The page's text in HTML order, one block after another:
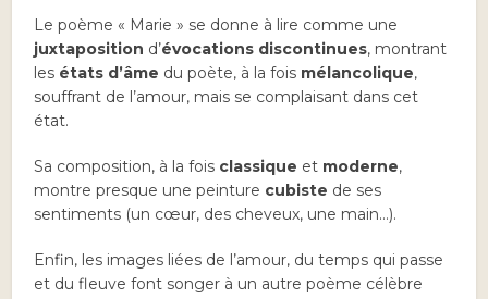
Le poème « Marie » se donne à lire comme une
juxtaposition d’évocations discontinues, montrant
les états d’âme du poète, à la fois mélancolique,
souffrant de l’amour, mais se complaisant dans cet
état.
Sa composition, à la fois classique et moderne,
montre presque une peinture cubiste de ses
sentiments (un cœur, des cheveux, une main…).
Enfin, les images liées de l’amour, du temps qui passe
et du fleuve font songer à un autre poème célèbre